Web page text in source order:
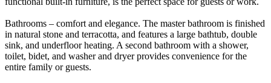
Bathrooms – comfort and elegance. The master bathroom is finished
in natural stone and terracotta, and features a large bathtub, double
sink, and underfloor heating. A second bathroom with a shower,
toilet, bidet, and washer and dryer provides convenience for the
entire family or guests.